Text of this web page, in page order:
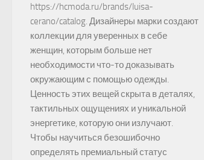
https://hcmoda.ru/brands/luisa-
cerano/catalog. Дизайнеры марки создают
коллекции для уверенных в себе
женщин, которым больше нет
необходимости что-то доказывать
окружающим с помощью одежды.
Ценность этих вещей скрыта в деталях,
тактильных ощущениях и уникальной
энергетике, которую они излучают.
Чтобы научиться безошибочно
определять премиальный статус